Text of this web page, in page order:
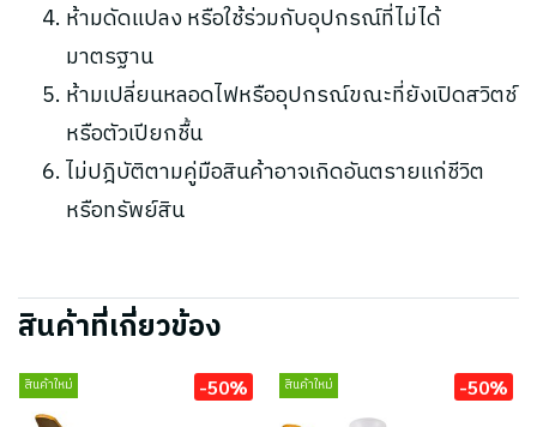
ห้ามดัดแปลง หรือใช้ร่วมกับอุปกรณ์ที่ไม่ได้
มาตรฐาน
ห้ามเปลี่ยนหลอดไฟหรืออุปกรณ์ขณะที่ยังเปิดสวิตช์
หรือตัวเปียกชื้น
ไม่ปฎิบัติตามคู่มือสินค้าอาจเกิดอันตรายแก่ชีวิต
หรือทรัพย์สิน
สินค้าที่เกี่ยวข้อง
สินค้าใหม่ -50% สินค้าใหม่ -50%